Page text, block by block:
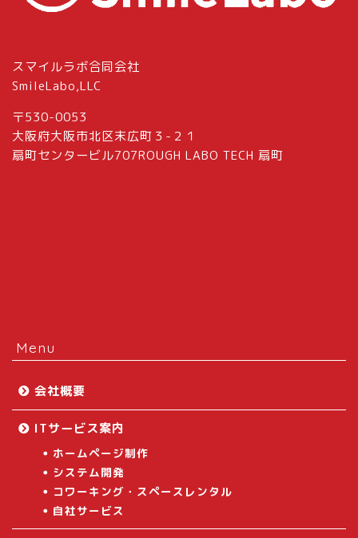
スマイルラボ合同会社
SmileLabo,LLC
〒530-0053
大阪府大阪市北区末広町３-２１
扇町センタービル707ROUGH LABO TECH 扇町
Menu
会社概要
ITサービス案内
ホームページ制作
システム開発
コワーキング・スペースレンタル
自社サービス